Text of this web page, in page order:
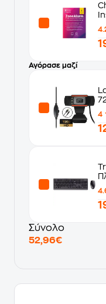
Αγόρασε μαζί
4
Σύνολο
52,96€